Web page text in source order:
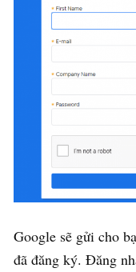
Google sẽ gửi cho
đã đăng ký. Đăng